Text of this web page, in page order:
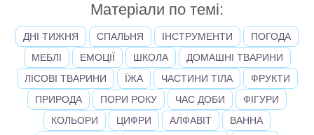
Матеріали по темі:
ДНІ ТИЖНЯ СПАЛЬНЯ ІНСТРУМЕНТИ
ПОГОДА
МЕБЛІ
ЕМОЦІЇ ШКОЛА
ДОМАШНІ ТВАРИНИ
ЛІСОВІ ТВАРИНИ
ЇЖА ЧАСТИНИ ТІЛА
ФРУКТИ
ПРИРОДА
ПОРИ РОКУ ЧАС ДОБИ
ФІГУРИ
КОЛЬОРИ
ЦИФРИ АЛФАВІТ
ВАННА